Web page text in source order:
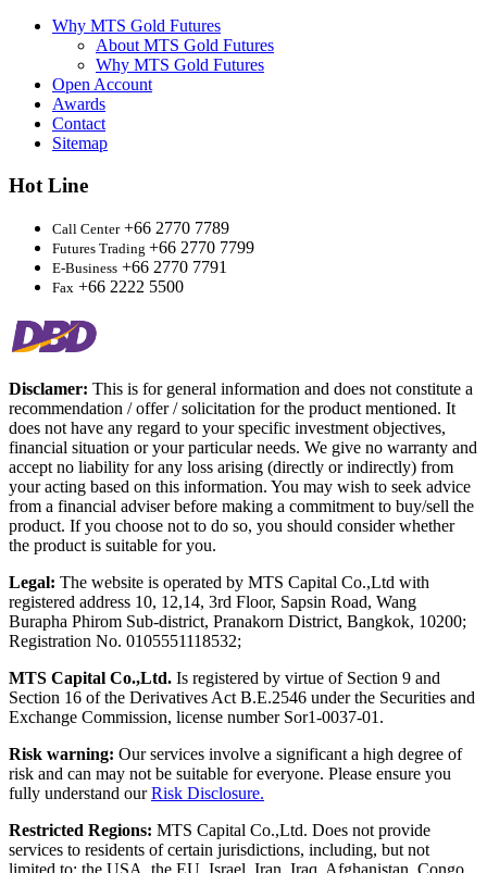
Why MTS Gold Futures
About MTS Gold Futures
Why MTS Gold Futures
Open Account
Awards
Contact
Sitemap
Hot Line
Call Center+66 2770 7789
Futures Trading +66 2770 7799
E-Business +66 2770 7791
Fax +66 2222 5500
Disclamer: This is for general information and does not constitute a
recommendation / offer / solicitation for the product mentioned. It
does not have any regard to your specific investment objectives,
financial situation or your particular needs. We give no warranty and
accept no liability for any loss arising (directly or indirectly) from
your acting based on this information. You may wish to seek advice
from a financial adviser before making a commitment to buy/sell the
product. If you choose not to do so, you should consider whether
the product is suitable for you.
Legal: The website is operated by MTS Capital Co.,Ltd with
registered address 10, 12,14, 3rd Floor, Sapsin Road, Wang
Burapha Phirom Sub-district, Pranakorn District, Bangkok, 10200;
Registration No. 0105551118532;
MTS Capital Co.,Ltd. Is registered by virtue of Section 9 and
Section 16 of the Derivatives Act B.E.2546 under the Securities and
Exchange Commission, license number Sor1-0037-01.
Risk warning: Our services involve a significant a high degree of
risk and can may not be suitable for everyone. Please ensure you
fully understand ourRisk Disclosure.
Restricted Regions: MTS Capital Co.,Ltd. Does not provide
services to residents of certain jurisdictions, including, but not
limited to: the USA, the EU, Israel, Iran, Iraq, Afghanistan, Congo,